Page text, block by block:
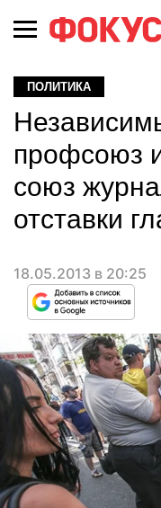
ПОЛИТИКА
профсоюз
союз
отставки
18.05.2013 в 20:25